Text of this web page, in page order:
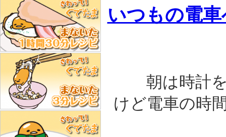
いつもの電
朝は時計
けど電車の時